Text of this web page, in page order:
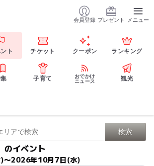
会員登録 プレゼント メニュー
ト チケット クーポン ランキング
子育て
おでかけ
ニュース
観光
のイベント
〜2026年10月7日(水)